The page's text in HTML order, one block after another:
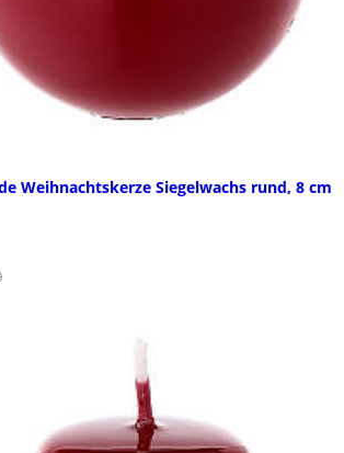
Weihnachtskerze Siegelwachs rund, 8 cm